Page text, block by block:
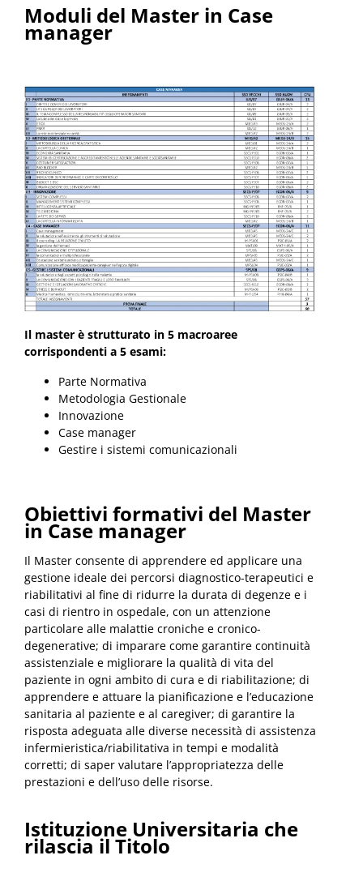
Moduli del Master in Case
manager
Il master è strutturato in 5 macroaree
corrispondenti a 5 esami:
Parte Normativa
Metodologia Gestionale
Innovazione
Case manager
Gestire i sistemi comunicazionali
Obiettivi formativi del Master
in Case manager
Il Master consente di apprendere ed applicare una
gestione ideale dei percorsi diagnostico-terapeutici e
riabilitativi al fine di ridurre la durata di degenze e i
casi di rientro in ospedale, con un attenzione
particolare alle malattie croniche e cronico-
degenerative; di imparare come garantire continuità
assistenziale e migliorare la qualità di vita del
paziente in ogni ambito di cura e di riabilitazione; di
apprendere e attuare la pianificazione e l’educazione
sanitaria al paziente e al caregiver; di garantire la
risposta adeguata alle diverse necessità di assistenza
infermieristica/riabilitativa in tempi e modalità
corretti; di saper valutare l’appropriatezza delle
prestazioni e dell’uso delle risorse.
Istituzione Universitaria che
rilascia il Titolo